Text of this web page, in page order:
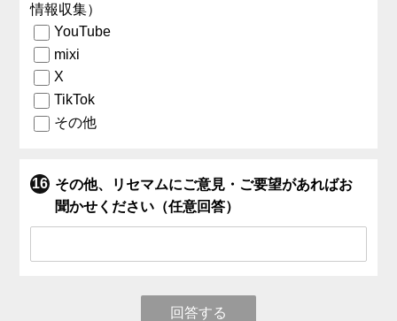
情報収集）
YouTube
mixi
X
TikTok
その他
その他、リセマムにご意見・ご要望があればお
聞かせください（任意回答）
回答する